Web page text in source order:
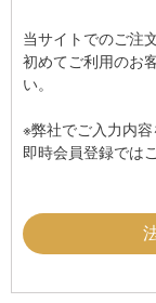
当サイトでのご注
初めてご利用のお
い。
※弊社でご入力内容
即時会員登録では